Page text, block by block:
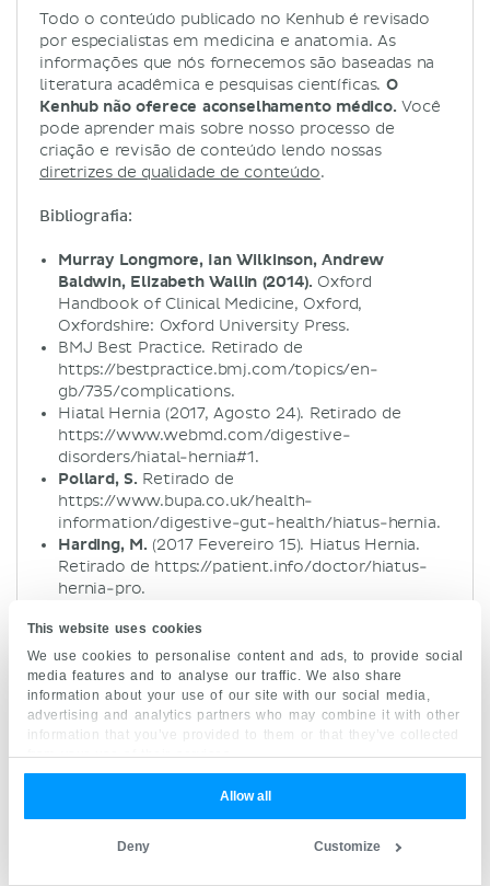
This website uses cookies
We use cookies to personalise content and ads, to provide social
media features and to analyse our traffic. We also share
information about your use of our site with our social media,
advertising and analytics partners who may combine it with other
information that you’ve provided to them or that they’ve collected
from your use of their services.
Allow all
Customize
Deny
Todo o conteúdo publicado no Kenhub é revisado
por especialistas em medicina e anatomia. As
informações que nós fornecemos são baseadas na
literatura acadêmica e pesquisas científicas. O
Kenhub não oferece aconselhamento médico. Você
pode aprender mais sobre nosso processo de
criação e revisão de conteúdo lendo nossas
diretrizes de qualidade de conteúdo.
Bibliografia:
Murray Longmore, Ian Wilkinson, Andrew
Baldwin, Elizabeth Wallin (2014). Oxford
Handbook of Clinical Medicine, Oxford,
Oxfordshire: Oxford University Press.
BMJ Best Practice. Retirado de
https://bestpractice.bmj.com/topics/en-
gb/735/complications.
Hiatal Hernia (2017, Agosto 24). Retirado de
https://www.webmd.com/digestive-
disorders/hiatal-hernia#1.
Pollard, S. Retirado de
https://www.bupa.co.uk/health-
information/digestive-gut-health/hiatus-hernia.
Harding, M. (2017 Fevereiro 15). Hiatus Hernia.
Retirado de https://patient.info/doctor/hiatus-
hernia-pro.
Retirado de
https://medlineplus.gov/ency/article/001137.htm.
Wedro, B.Hiatal Hernia. Retirado de
https://www.medicinenet.com/hiatal_hernia_ove
rview/article.htm#what_are_the_signs_and_sym
ptoms_of_a_hiatal_hernia.
Dean, C., Etienne, D., Carpentier, B. et al(2012).
management of hiatus hernia. BMJ 349:g6154.